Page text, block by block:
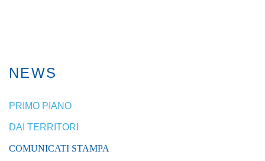
NEWS
PRIMO PIANO
DAI TERRITORI
COMUNICATI STAMPA